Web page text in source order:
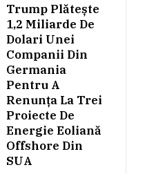
Trump Plătește
1,2 Miliarde De
Dolari Unei
Companii Din
Germania
Pentru A
Renunța La Trei
Proiecte De
Energie Eoliană
Offshore Din
SUA